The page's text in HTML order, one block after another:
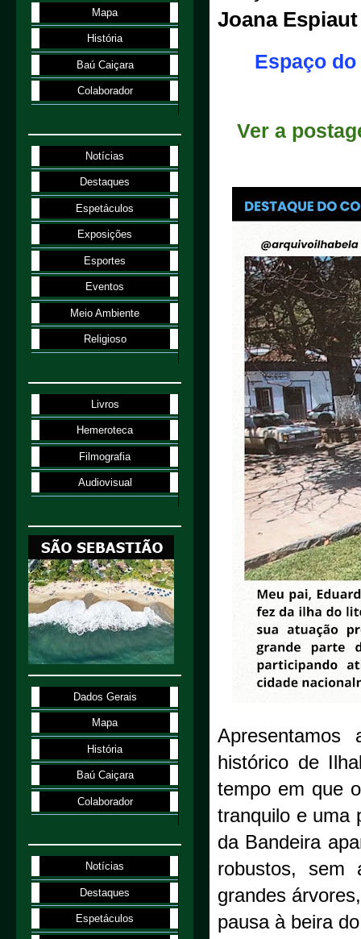
Joana Espiaut
Espaço
Ver a
histórico de
tempo em que
tranquilo e uma
da Bandeira
robustos, sem
grandes
pausa à beira
Mapa
História
Baú Caiçara
Colaborador
Notícias
Destaques
Espetáculos
Exposições
Esportes
Eventos
Meio Ambiente
Religioso
Livros
Hemeroteca
Filmografia
Audiovisual
Dados Gerais
Mapa
História
Baú Caiçara
Colaborador
Notícias
Destaques
Espetáculos